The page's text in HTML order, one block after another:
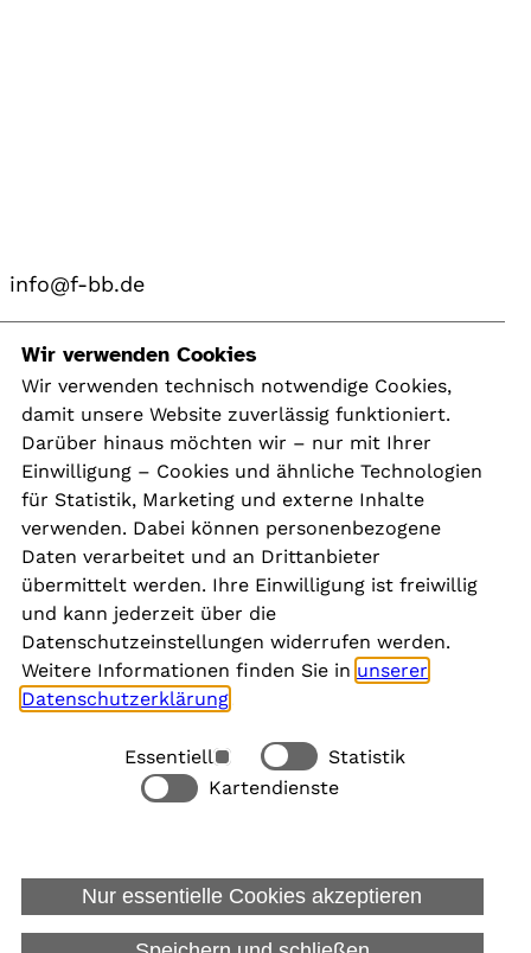
info@f-bb.de
Navigation
Kontakt
Presse
Aktuelles
Karriere
Newsletter
Social Media
Rechtliches
Allgemeine Datenschutzinformation
Datenschutzinformation für Bewerbungen
Impressum
Wir verwenden Cookies
Wir verwenden technisch notwendige Cookies,
damit unsere Website zuverlässig funktioniert.
Darüber hinaus möchten wir – nur mit Ihrer
Einwilligung – Cookies und ähnliche Technologien
für Statistik, Marketing und externe Inhalte
verwenden. Dabei können personenbezogene
Daten verarbeitet und an Drittanbieter
übermittelt werden. Ihre Einwilligung ist freiwillig
und kann jederzeit über die
Datenschutzeinstellungen widerrufen werden.
Weitere Informationen finden Sie in unserer
Datenschutzerklärung
Essentiell
Statistik
Kartendienste
Nur essentielle Cookies akzeptieren